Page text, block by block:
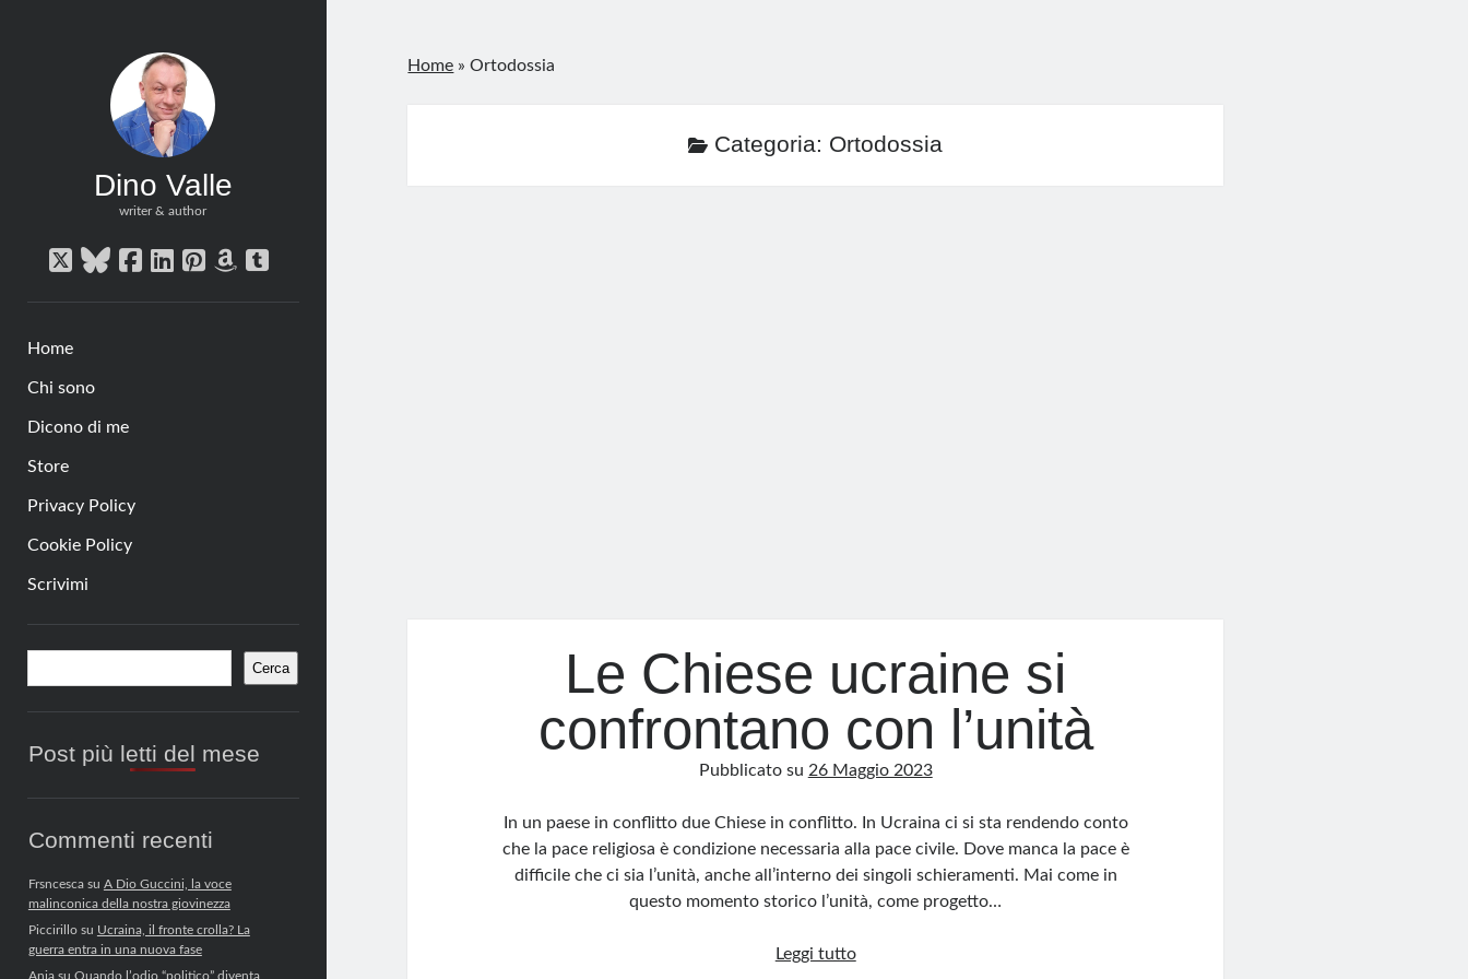
Dino Valle
writer & author
twitterbluesky
facebook
linkedin
pinterest
amazon
tumblr
Home
Chi sono
Dicono di me
Store
Privacy Policy
Cookie Policy
Scrivimi
Barra
laterale
Cerca
Post più letti del mese
Commenti recenti
Frsncescasu A Dio Guccini, la voce
malinconica della nostra giovinezza
Piccirillosu Ucraina, il fronte crolla? La
guerra entra in una nuova fase
Anjasu Quando l’odio “politico” diventa
Home »Ortodossia
Categoria: Ortodossia
Le Chiese ucraine si
confrontano con l’unità
Pubblicato su 26 Maggio 2023
In un paese in conflitto due Chiese in conflitto. In Ucraina ci si sta rendendo conto
che la pace religiosa è condizione necessaria alla pace civile. Dove manca la pace è
difficile che ci sia l’unità, anche all’interno dei singoli schieramenti. Mai come in
questo momento storico l’unità, come progetto…
Leggi tuttoLe